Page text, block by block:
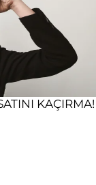
duymadan,
kendini kuran
olan
zengin ve
hayatınızı
KAÇIRMA!